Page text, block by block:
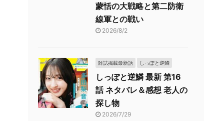
蒙恬の大戦略と第二防衛
線軍との戦い
2026/8/2
雑誌掲載最新話 しっぽと逆鱗
しっぽと逆鱗 最新 第16
話 ネタバレ＆感想 老人の
探し物
2026/7/29